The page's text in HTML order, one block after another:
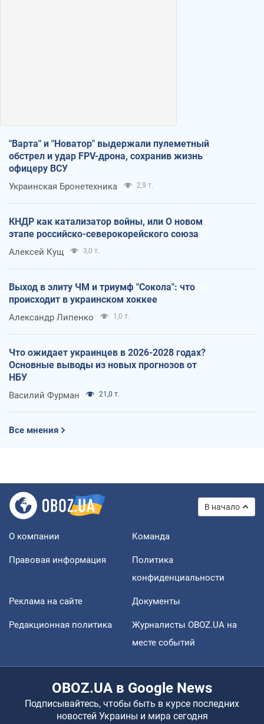
"Варта" и "Новатор" выдержали пулеметный
обстрел и удар FPV-дрона, сохранив жизнь
офицеру ВСУ
Украинская Бронетехника 2,9 т.
КНДР как катализатор войны, или О новом
этапе российско-северокорейского союза
Алексей Кущ 3,0 т.
Выход в элиту ЧМ и триумф "Сокола": что
происходит в украинском хоккее
Александр Липенко 1,0 т.
Что ожидает украинцев в 2026-2028 годах?
Основные выводы из новых прогнозов от
НБУ
Василий Фурман 21,0 т.
Все мнения
В начало
О компании Команда
Правовая информация
Политика
конфиденциальности
Реклама на сайте Документы
Редакционная политика
Журналисты OBOZ.UA на
месте событий
OBOZ.UA в Google News
Подписывайтесь, чтобы быть в курсе последних
новостей Украины и мира сегодня